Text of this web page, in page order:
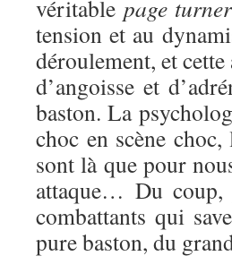
véritable page turner
tension et au
déroulement, et
d’angoisse et
baston. La
choc en scène
sont là que pour
attaque… Du coup,
combattants qui
pure baston, du